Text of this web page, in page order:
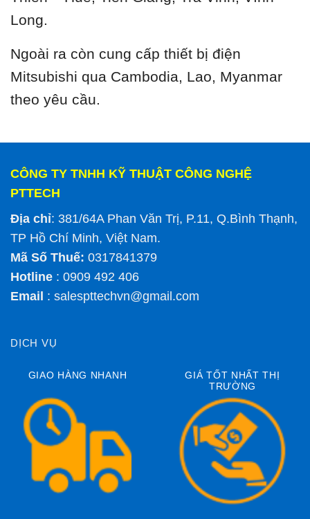
Long.
Ngoài ra còn cung cấp thiết bị điện
Mitsubishi qua Cambodia, Lao, Myanmar
theo yêu cầu.
CÔNG TY TNHH KỸ THUẬT CÔNG NGHỆ
PTTECH
Địa chỉ: 381/64A Phan Văn Trị, P.11, Q.Bình Thạnh,
TP Hồ Chí Minh, Việt Nam.
Mã Số Thuế: 0317841379
Hotline : 0909 492 406
Email : salespttechvn@gmail.com
DỊCH VỤ
GIAO HÀNG NHANH
GIÁ TỐT NHẤT THỊ
TRƯỜNG